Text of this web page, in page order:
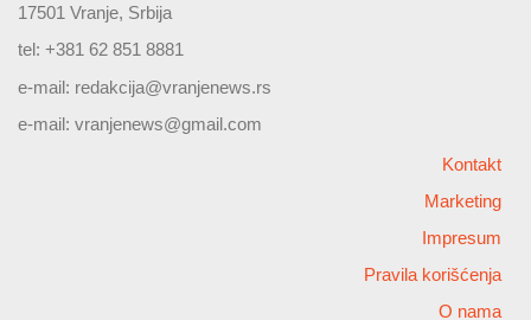
17501 Vranje, Srbija
tel: +381 62 851 8881
e-mail: redakcija@vranjenews.rs
e-mail: vranjenews@gmail.com
Kontakt
Marketing
Impresum
Pravila korišćenja
O nama